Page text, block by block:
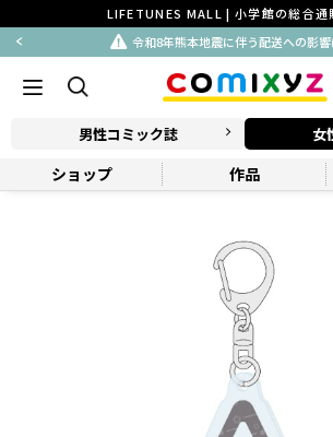
LIFETUNES MALL | 小学館の総合通
令和8年熊本地震に伴う配送への影
男性コミック誌 女
ショップ 作品